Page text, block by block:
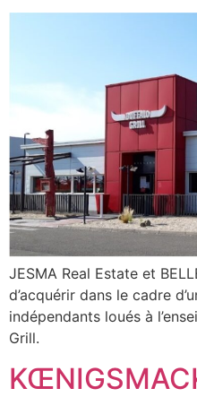
JESMA Real Estate et
d’acquérir dans le cadre
indépendants loués à
Grill.